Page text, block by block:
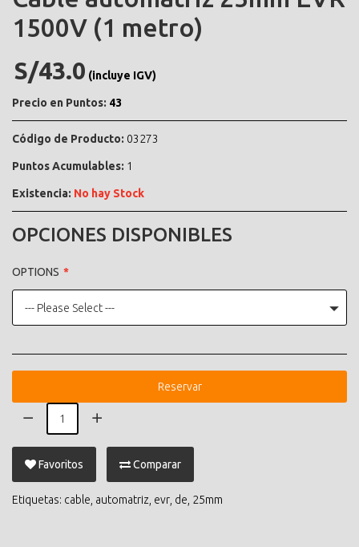
1500V (1 metro)
S/43.0 (incluye IGV)
Precio en Puntos: 43
Código de Producto: 03273
Puntos Acumulables: 1
Existencia: No hay Stock
OPCIONES DISPONIBLES
OPTIONS
--- Please Select ---
Reservar
Favoritos Comparar
Etiquetas: cable automatriz evr de 25mm